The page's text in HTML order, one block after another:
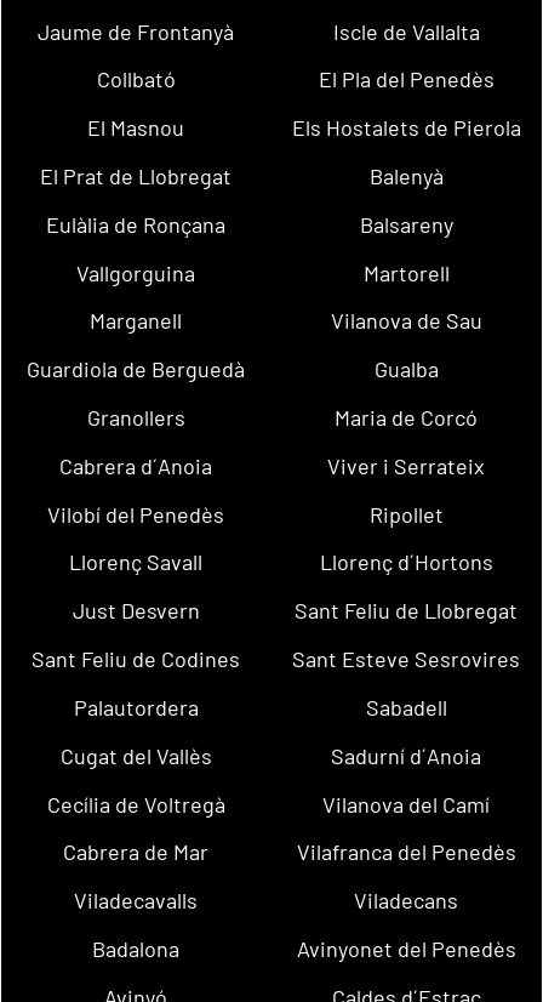
Jaume de Frontanyà
Iscle de Vallalta
Collbató
El Pla del Penedès
El Masnou
Els Hostalets de Pierola
El Prat de Llobregat
Balenyà
Eulàlia de Ronçana
Balsareny
Vallgorguina
Martorell
Marganell
Vilanova de Sau
Guardiola de Berguedà
Gualba
Granollers
Maria de Corcó
Cabrera d´Anoia
Viver i Serrateix
Vilobí del Penedès
Ripollet
Llorenç Savall
Llorenç d´Hortons
Just Desvern
Sant Feliu de Llobregat
Sant Feliu de Codines
Sant Esteve Sesrovires
Palautordera
Sabadell
Cugat del Vallès
Sadurní d´Anoia
Cecília de Voltregà
Vilanova del Camí
Cabrera de Mar
Vilafranca del Penedès
Viladecavalls
Viladecans
Badalona
Avinyonet del Penedès